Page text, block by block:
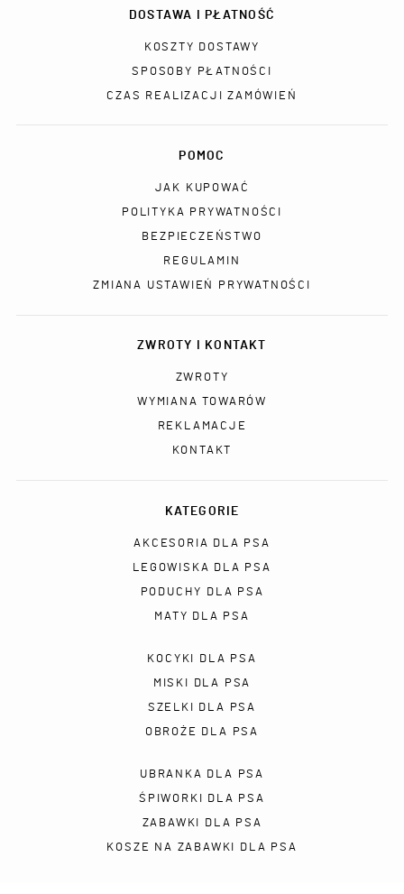
DOSTAWA I PŁATNOŚĆ
KOSZTY DOSTAWY
SPOSOBY PŁATNOŚCI
CZAS REALIZACJI ZAMÓWIEŃ
POMOC
JAK KUPOWAĆ
POLITYKA PRYWATNOŚCI
BEZPIECZEŃSTWO
REGULAMIN
ZMIANA USTAWIEŃ PRYWATNOŚCI
ZWROTY I KONTAKT
ZWROTY
WYMIANA TOWARÓW
REKLAMACJE
KONTAKT
KATEGORIE
AKCESORIA DLA PSA
LEGOWISKA DLA PSA
PODUCHY DLA PSA
MATY DLA PSA
KOCYKI DLA PSA
MISKI DLA PSA
SZELKI DLA PSA
OBROŻE DLA PSA
UBRANKA DLA PSA
ŚPIWORKI DLA PSA
ZABAWKI DLA PSA
KOSZE NA ZABAWKI DLA PSA